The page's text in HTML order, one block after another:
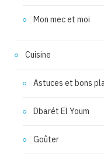
Mon mec et moi
Cuisine
Astuces et bons
Dbarét El Youm
Goûter